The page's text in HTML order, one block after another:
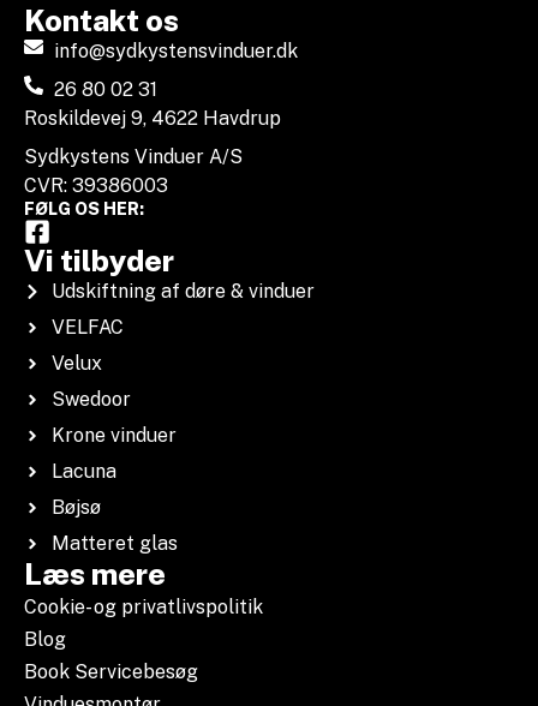
Kontakt os
info@sydkystensvinduer.dk
26 80 02 31
Roskildevej 9, 4622 Havdrup
Sydkystens Vinduer A/S
CVR: 39386003
FØLG OS HER:
Vi tilbyder
Udskiftning af døre & vinduer
VELFAC
Velux
Swedoor
Krone vinduer
Lacuna
Bøjsø
Matteret glas
Læs mere
Cookie- og privatlivspolitik
Blog
Book Servicebesøg